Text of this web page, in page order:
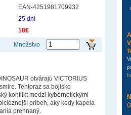
EAN-4251981709932
25 dní
18€
Množstvo
otvárajú VICTORIUS
Tentoraz sa bojisko
konflikt medzi kybernetickými
príbeh, aký kedy kapela
prehnaný.